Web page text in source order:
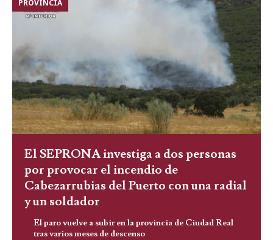
PROVINCIA
El SEPRONA investiga a dos personas
por provocar el incendio de
Cabezarrubias del Puerto con una radial
y un soldador
El paro vuelve a subir en la provincia de Ciudad Real
tras varios meses de descenso